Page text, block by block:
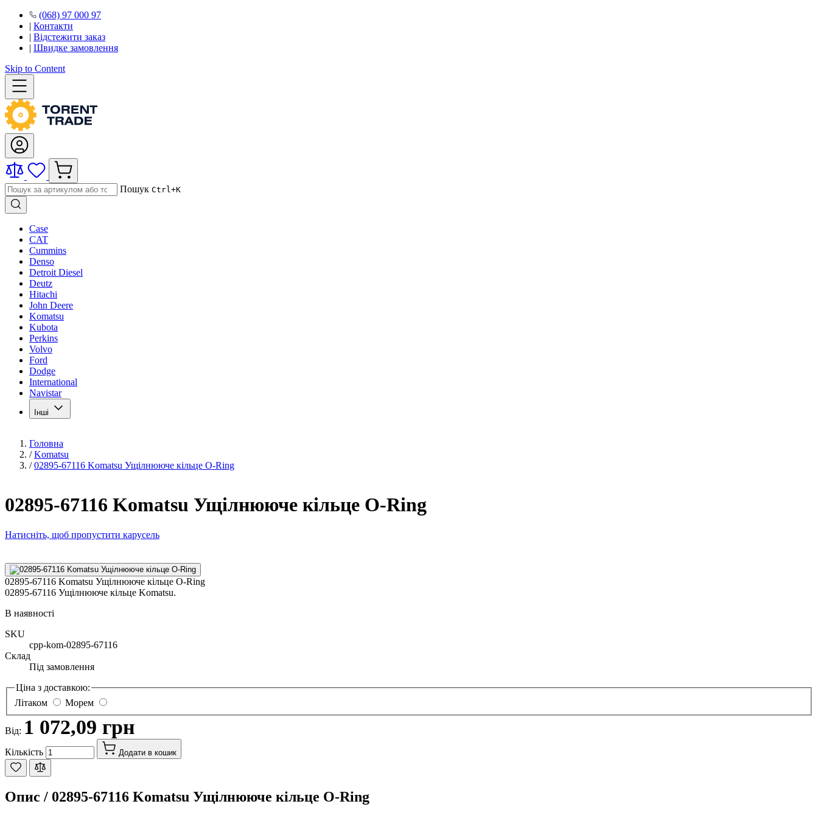
(068) 97 000 97
| Контакти
| Відстежити заказ
| Швидке замовлення
Skip to Content
Пошук Ctrl+K
Case
CAT
Cummins
Denso
Detroit Diesel
Deutz
Hitachi
John Deere
Komatsu
Kubota
Perkins
Volvo
Ford
Dodge
International
Navistar
Інші
Головна
/ Komatsu
/ 02895-67116 Komatsu Ущілнююче кільце O-Ring
02895-67116 Komatsu Ущілнююче кільце O-Ring
Натисніть, щоб пропустити карусель
02895-67116 Komatsu Ущілнююче кільце O-Ring
02895-67116 Ущілнююче кільце Komatsu.
В наявності
SKU
cpp-kom-02895-67116
Склад
Під замовлення
Ціна з доставкою:
Літаком
Морем
Від: 1 072,09 грн
Кількість Додати в кошик
Опис / 02895-67116 Komatsu Ущілнююче кільце O-Ring